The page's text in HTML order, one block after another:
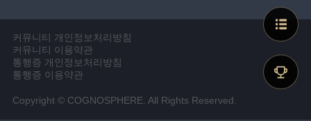
커뮤니티 개인정보처리방침
커뮤니티 이용약관
통행증 개인정보처리방침
통행증 이용약관
Copyright © COGNOSPHERE. All Rights Reserved.